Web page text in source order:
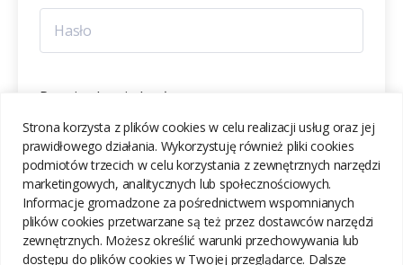
Strona korzysta z plików cookies w celu realizacji usług oraz jej
prawidłowego działania. Wykorzystuję również pliki cookies
podmiotów trzecich w celu korzystania z zewnętrznych narzędzi
marketingowych, analitycznych lub społecznościowych.
Informacje gromadzone za pośrednictwem wspomnianych
plików cookies przetwarzane są też przez dostawców narzędzi
zewnętrznych. Możesz określić warunki przechowywania lub
dostępu do plików cookies w Twojej przeglądarce. Dalsze
Potwierdzenie hasła
ZAREJESTRUJ SIĘ